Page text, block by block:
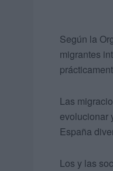
Según la
migrantes
Las
evolucionar
España
Los y las